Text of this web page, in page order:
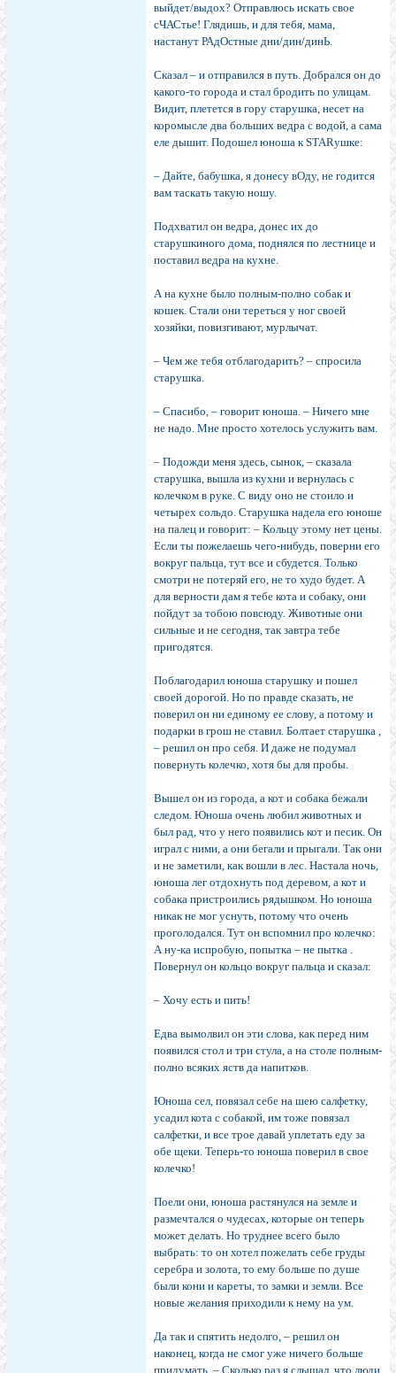
выйдет/выдох? Отправлюсь искать свое
сЧАСтье! Глядишь, и для тебя, мама,
настанут РАдОстные дни/дин/динЬ.
Сказал – и отправился в путь. Добрался он до
какого-то города и стал бродить по улицам.
Видит, плетется в гору старушка, несет на
коромысле два больших ведра с водой, а сама
еле дышит. Подошел юноша к STARушке:
– Дайте, бабушка, я донесу вОду, не годится
вам таскать такую ношу.
Подхватил он ведра, донес их до
старушкиного дома, поднялся по лестнице и
поставил ведра на кухне.
А на кухне было полным-полно собак и
кошек. Стали они тереться у ног своей
хозяйки, повизгивают, мурлычат.
– Чем же тебя отблагодарить? – спросила
старушка.
– Спасибо, – говорит юноша. – Ничего мне
не надо. Мне просто хотелось услужить вам.
– Подожди меня здесь, сынок, – сказала
старушка, вышла из кухни и вернулась с
колечком в руке. С виду оно не стоило и
четырех сольдо. Старушка надела его юноше
на палец и говорит: – Кольцу этому нет цены.
Если ты пожелаешь чего-нибудь, поверни его
вокруг пальца, тут все и сбудется. Только
смотри не потеряй его, не то худо будет. А
для верности дам я тебе кота и собаку, они
пойдут за тобою повсюду. Животные они
сильные и не сегодня, так завтра тебе
пригодятся.
Поблагодарил юноша старушку и пошел
своей дорогой. Но по правде сказать, не
поверил он ни единому ее слову, а потому и
подарки в грош не ставил. Болтает старушка ,
– решил он про себя. И даже не подумал
повернуть колечко, хотя бы для пробы.
Вышел он из города, а кот и собака бежали
следом. Юноша очень любил животных и
был рад, что у него появились кот и песик. Он
играл с ними, а они бегали и прыгали. Так они
и не заметили, как вошли в лес. Настала ночь,
юноша лег отдохнуть под деревом, а кот и
собака пристроились рядышком. Но юноша
никак не мог уснуть, потому что очень
проголодался. Тут он вспомнил про колечко:
А ну-ка испробую, попытка – не пытка .
Повернул он кольцо вокруг пальца и сказал:
– Хочу есть и пить!
Едва вымолвил он эти слова, как перед ним
появился стол и три стула, а на столе полным-
полно всяких яств да напитков.
Юноша сел, повязал себе на шею салфетку,
усадил кота с собакой, им тоже повязал
салфетки, и все трое давай уплетать еду за
обе щеки. Теперь-то юноша поверил в свое
колечко!
Поели они, юноша растянулся на земле и
размечтался о чудесах, которые он теперь
может делать. Но труднее всего было
выбрать: то он хотел пожелать себе груды
серебра и золота, то ему больше по душе
были кони и кареты, то замки и земли. Все
новые желания приходили к нему на ум.
Да так и спятить недолго, – решил он
наконец, когда не смог уже ничего больше
придумать. – Сколько раз я слышал, что люди